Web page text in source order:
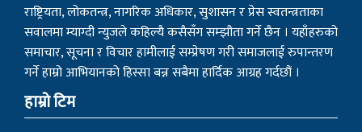
राष्ट्रियता, लोकतन्त्र, नागरिक अधिकार, सुशासन र प्रेस स्वतन्त्रताका
सवालमा म्याग्दी न्युजले कहिल्यै कसैसँग सम्झौता गर्ने छैन । यहाँहरुको
समाचार, सूचना र विचार हामीलाई सम्प्रेषण गरी समाजलाई रुपान्तरण
गर्ने हाम्रो आभियानको हिस्सा बन्न सबैमा हार्दिक आग्रह गर्दछौं ।
हाम्रो टिम